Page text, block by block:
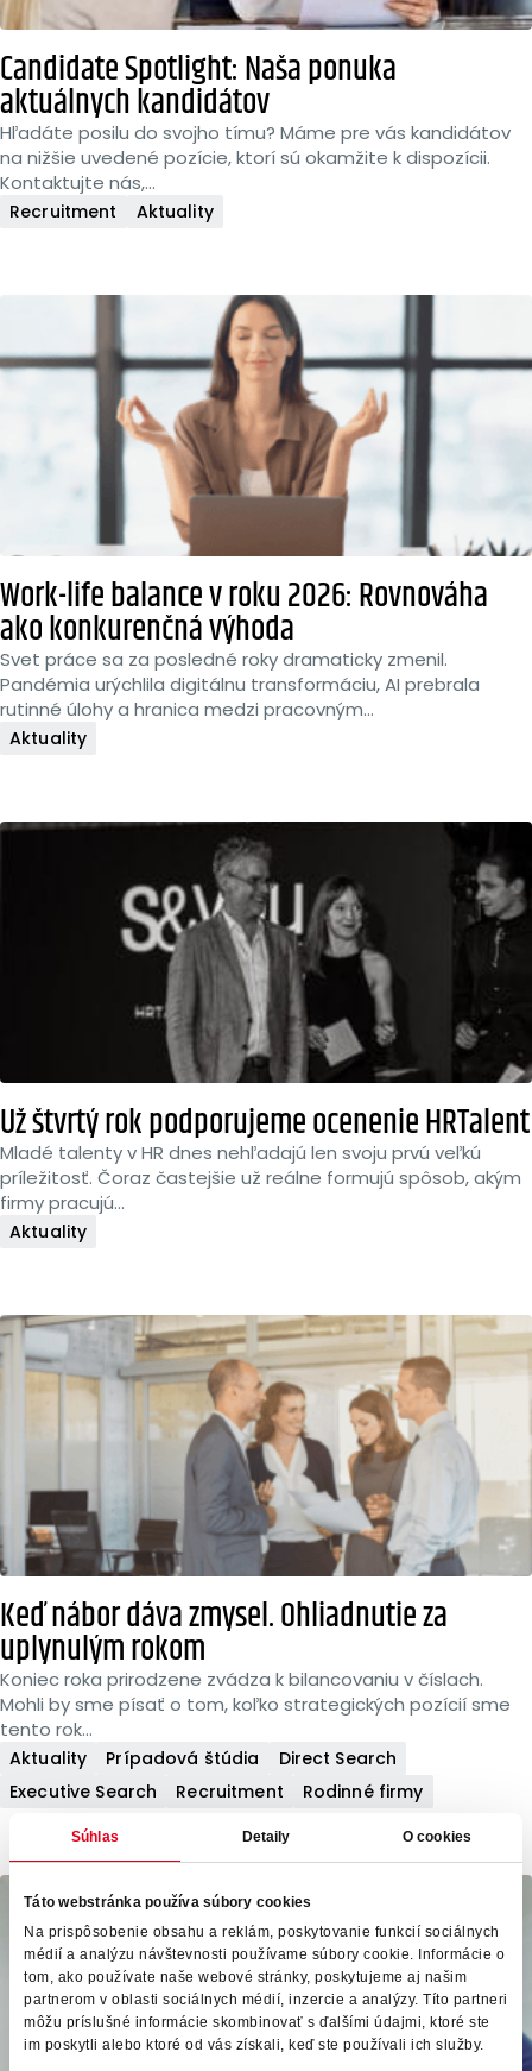
Súhlas Detaily O cookies
Táto webstránka používa súbory cookies
Na prispôsobenie obsahu a reklám, poskytovanie funkcií sociálnych
médií a analýzu návštevnosti používame súbory cookie. Informácie o
tom, ako používate naše webové stránky, poskytujeme aj našim
partnerom v oblasti sociálnych médií, inzercie a analýzy. Títo partneri
môžu príslušné informácie skombinovať s ďalšími údajmi, ktoré ste
im poskytli alebo ktoré od vás získali, keď ste používali ich služby.
Candidate Spotlight: Naša ponuka
aktuálnych kandidátov
Hľadáte posilu do svojho tímu? Máme pre vás kandidátov
na nižšie uvedené pozície, ktorí sú okamžite k dispozícii.
Kontaktujte nás,...
Recruitment Aktuality
Work-life balance v roku 2026: Rovnováha
ako konkurenčná výhoda
Svet práce sa za posledné roky dramaticky zmenil.
Pandémia urýchlila digitálnu transformáciu, AI prebrala
rutinné úlohy a hranica medzi pracovným...
Aktuality
Už štvrtý rok podporujeme ocenenie HRTalent
Mladé talenty v HR dnes nehľadajú len svoju prvú veľkú
príležitosť. Čoraz častejšie už reálne formujú spôsob, akým
firmy pracujú...
Aktuality
Keď nábor dáva zmysel. Ohliadnutie za
uplynulým rokom
Koniec roka prirodzene zvádza k bilancovaniu v číslach.
Mohli by sme písať o tom, koľko strategických pozícií sme
tento rok...
Aktuality Prípadová štúdia
Direct Search
Executive Search
Recruitment Rodinné firmy